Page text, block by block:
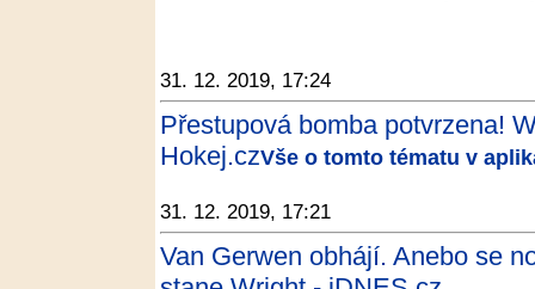
31. 12. 2019, 17:24
Přestupová bomba potvrzena!
Hokej.czVše o tomto tématu v
31. 12. 2019, 17:21
Van Gerwen obhájí. Anebo se